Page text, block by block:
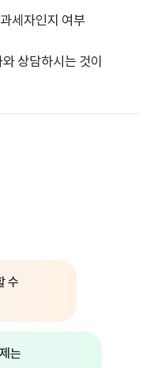
세자인지 여부
상담하시는 것이
수
는